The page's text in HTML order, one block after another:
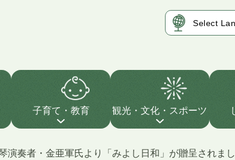
子育て・教育 観光・文化・スポーツ
演奏者・金亜軍氏より「みよし日和」が贈呈されま